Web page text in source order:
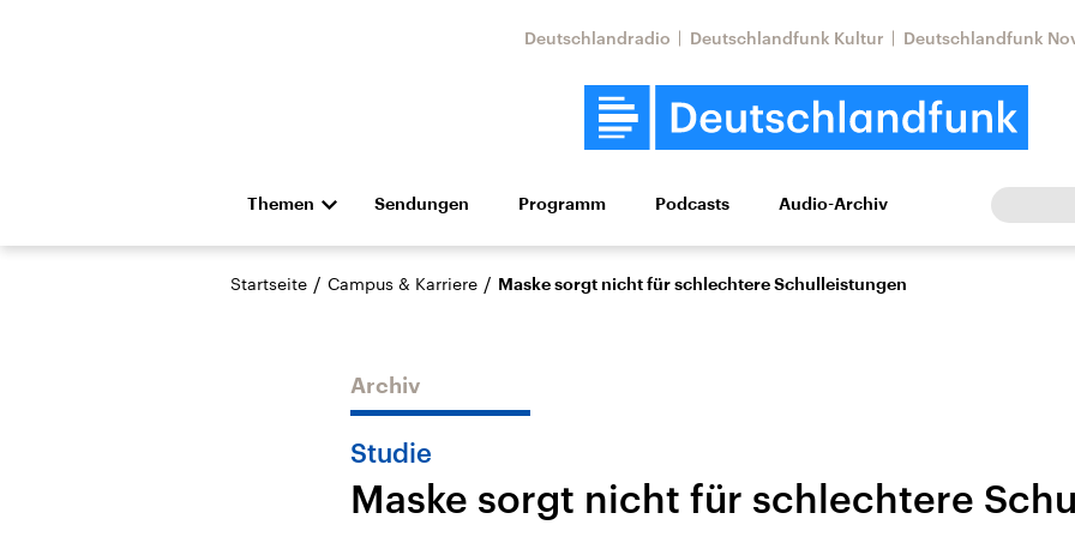
Deutschlandradio Deutschlandfunk Kultur Deutschlandfunk
Themen
Die Nachrichten Politik Wirtschaft Wissen Kultur Europa
Hörspiel und Feature Musik
Nahostkonflikt
Aktuelle Lage und
Iran
Faktenchecks
Sendungen Programm Podcasts Audio-Archiv
Startseite / Campus & Karriere / Maske sorgt nicht für schlechtere Schulleistungen
Archiv
Studie
Maske sorgt nicht für schlechtere